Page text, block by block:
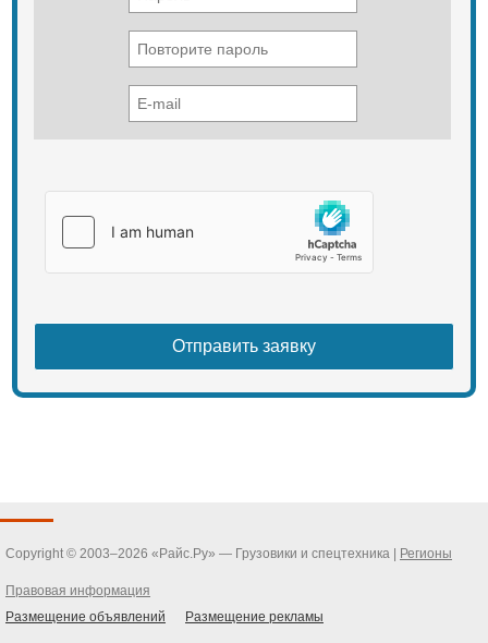
Copyright © 2003–2026 «Райс.Ру» — Грузовики и спецтехника | Регионы
Правовая информация
Размещение объявлений
Размещение рекламы